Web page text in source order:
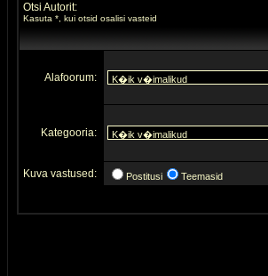
Otsi Autorit:
Kasuta *, kui otsid osalisi vasteid
Alafoorum:
Kategooria:
Kuva vastused: Postitusi Teemasid